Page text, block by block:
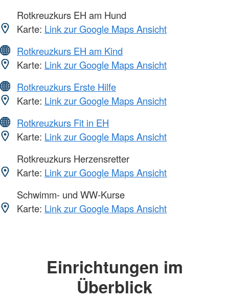
Rotkreuzkurs EH am Hund
Karte: Link zur Google Maps Ansicht
Rotkreuzkurs EH am Kind
Karte: Link zur Google Maps Ansicht
Rotkreuzkurs Erste Hilfe
Karte: Link zur Google Maps Ansicht
Rotkreuzkurs Fit in EH
Karte: Link zur Google Maps Ansicht
Rotkreuzkurs Herzensretter
Karte: Link zur Google Maps Ansicht
Schwimm- und WW-Kurse
Karte: Link zur Google Maps Ansicht
Einrichtungen im
Überblick